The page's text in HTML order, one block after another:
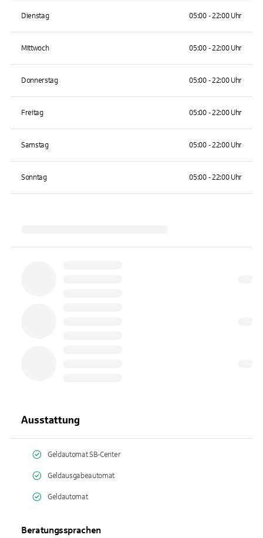
Dienstag 05:00 - 22:00 Uhr
Mittwoch 05:00 - 22:00 Uhr
Donnerstag 05:00 - 22:00 Uhr
Freitag 05:00 - 22:00 Uhr
Samstag 05:00 - 22:00 Uhr
Sonntag 05:00 - 22:00 Uhr
Ausstattung
Geldautomat SB-Center
Geldausgabeautomat
Geldautomat
Beratungssprachen